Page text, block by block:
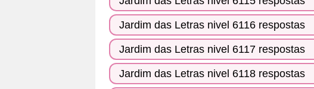
Jardim das Letras nivel 6116 respostas
Jardim das Letras nivel 6117 respostas
Jardim das Letras nivel 6118 respostas